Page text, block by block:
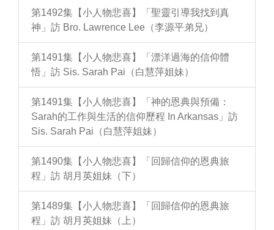
第1492集【小人物悲喜】「聖靈引導我找到真
神」訪 Bro. Lawrence Lee（李源平弟兄）
第1491集【小人物悲喜】「漂洋過海的信仰體
悟」訪 Sis. Sarah Pai（白慧萍姐妹）
第1491集【小人物悲喜】「神的恩典與預備：
Sarah的工作與生活的信仰歷程 In Arkansas」訪
Sis. Sarah Pai（白慧萍姐妹）
第1490集【小人物悲喜】「回歸信仰的恩典旅
程」訪 胡月英姐妹（下）
第1489集【小人物悲喜】「回歸信仰的恩典旅
程」訪 胡月英姐妹（上）